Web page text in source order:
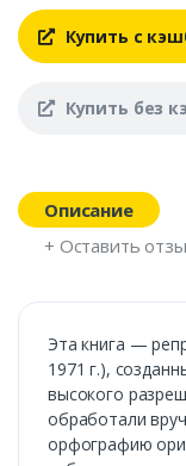
Купить с
Купить без
Описание
+ Оставить
Эта книга —
1971 г.),
высокого
обработали
орфографию